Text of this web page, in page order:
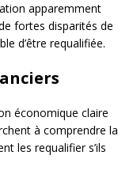
apparemment
fortes disparités de
d’être requalifiée.
économique claire
à comprendre la
les requalifier s’ils